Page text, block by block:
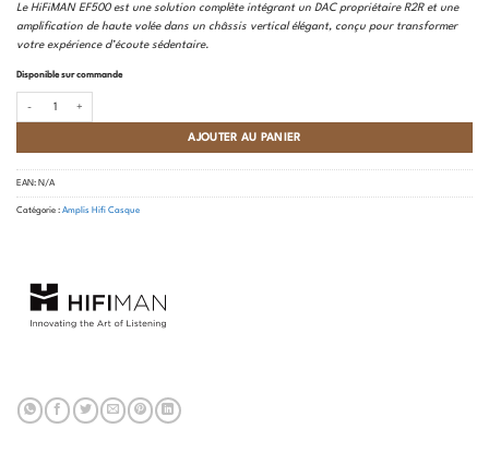
Le HiFiMAN EF500 est une solution complète intégrant un DAC propriétaire R2R et une
amplification de haute volée dans un châssis vertical élégant, conçu pour transformer
votre expérience d’écoute sédentaire.
Disponible sur commande
AJOUTER AU PANIER
EAN: N/A
Catégorie : Amplis Hifi Casque